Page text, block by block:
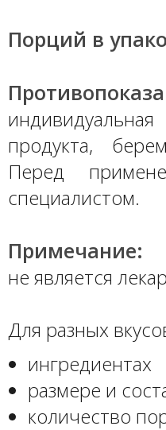
Порций в
продукта,
Перед
специалистом.
Примечание:
не является
Для разных
ингредиентах
размере и
количество